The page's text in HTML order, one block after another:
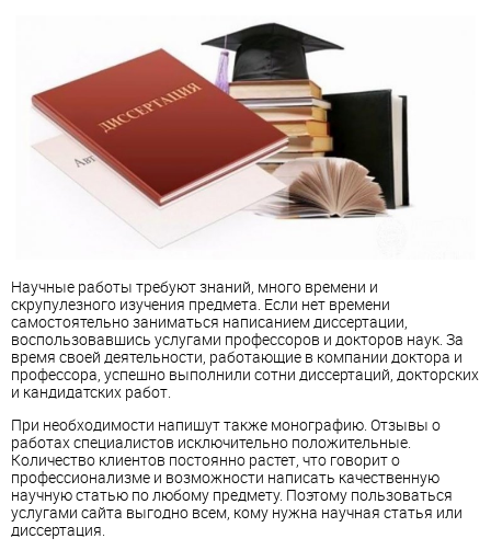
Научные работы требуют знаний, много времени и
скрупулезного изучения предмета. Если нет времени
самостоятельно заниматься написанием диссертации,
воспользовавшись услугами профессоров и докторов наук. За
время своей деятельности, работающие в компании доктора и
профессора, успешно выполнили сотни диссертаций, докторских
и кандидатских работ.
При необходимости напишут также монографию. Отзывы о
работах специалистов исключительно положительные.
Количество клиентов постоянно растет, что говорит о
профессионализме и возможности написать качественную
научную статью по любому предмету. Поэтому пользоваться
услугами сайта выгодно всем, кому нужна научная статья или
диссертация.